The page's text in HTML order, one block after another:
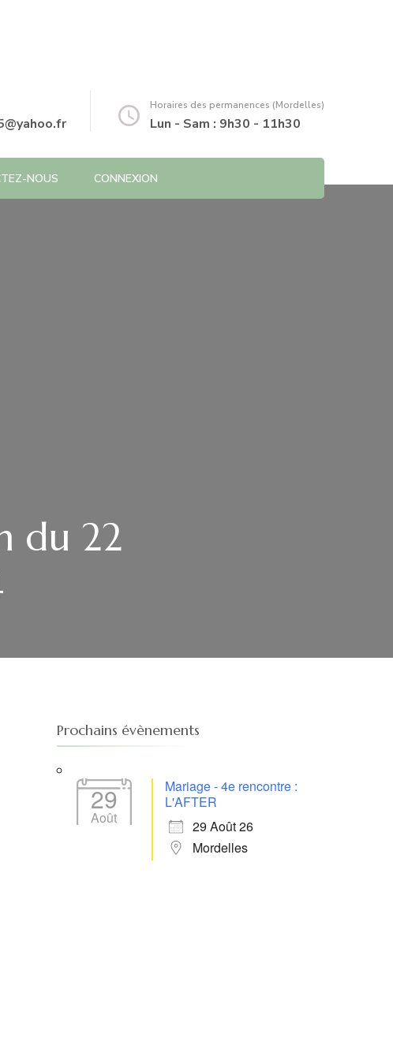
Horaires des permanences (Mordelles)
Lun - Sam : 9h30 - 11h30
NOUS CONNEXION
du 22
Prochains évènements
29
Août
Mariage - 4e rencontre :
L'AFTER
29 Août 26
Mordelles